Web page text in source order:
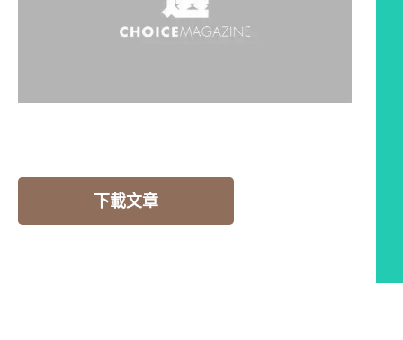
下載文章